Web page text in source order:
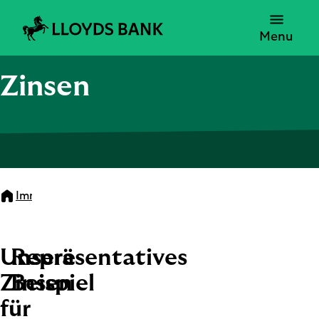
Menu
Zinsen
Immobilienfinanzierung
Zinsen
Unsere
Zinsen
für
Repräsentatives
Beispiel